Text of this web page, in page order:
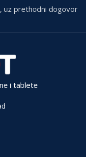
uz prethodni dogovor
i tablete